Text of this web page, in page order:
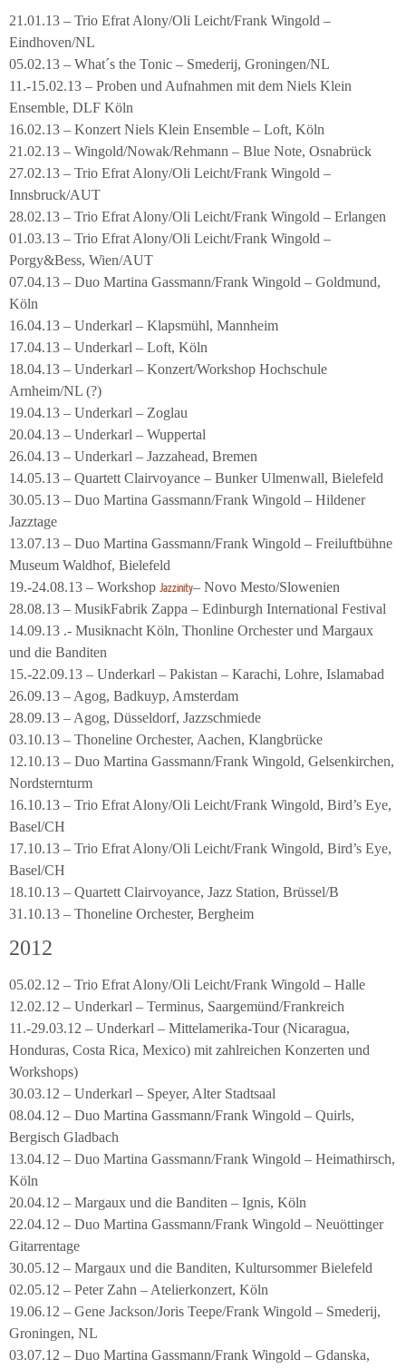
21.01.13 – Trio Efrat Alony/Oli Leicht/Frank Wingold –
Eindhoven/NL
05.02.13 – What´s the Tonic – Smederij, Groningen/NL
11.-15.02.13 – Proben und Aufnahmen mit dem Niels Klein
Ensemble, DLF Köln
16.02.13 – Konzert Niels Klein Ensemble – Loft, Köln
21.02.13 – Wingold/Nowak/Rehmann – Blue Note, Osnabrück
27.02.13 – Trio Efrat Alony/Oli Leicht/Frank Wingold –
Innsbruck/AUT
28.02.13 – Trio Efrat Alony/Oli Leicht/Frank Wingold – Erlangen
01.03.13 – Trio Efrat Alony/Oli Leicht/Frank Wingold –
Porgy&Bess, Wien/AUT
07.04.13 – Duo Martina Gassmann/Frank Wingold – Goldmund,
Köln
16.04.13 – Underkarl – Klapsmühl, Mannheim
17.04.13 – Underkarl – Loft, Köln
18.04.13 – Underkarl – Konzert/Workshop Hochschule
Arnheim/NL (?)
19.04.13 – Underkarl – Zoglau
20.04.13 – Underkarl – Wuppertal
26.04.13 – Underkarl – Jazzahead, Bremen
14.05.13 – Quartett Clairvoyance – Bunker Ulmenwall, Bielefeld
30.05.13 – Duo Martina Gassmann/Frank Wingold – Hildener
Jazztage
13.07.13 – Duo Martina Gassmann/Frank Wingold – Freiluftbühne
Museum Waldhof, Bielefeld
19.-24.08.13 – Workshop Jazzinity– Novo Mesto/Slowenien
28.08.13 – MusikFabrik Zappa – Edinburgh International Festival
14.09.13 .- Musiknacht Köln, Thonline Orchester und Margaux
und die Banditen
15.-22.09.13 – Underkarl – Pakistan – Karachi, Lohre, Islamabad
26.09.13 – Agog, Badkuyp, Amsterdam
28.09.13 – Agog, Düsseldorf, Jazzschmiede
03.10.13 – Thoneline Orchester, Aachen, Klangbrücke
12.10.13 – Duo Martina Gassmann/Frank Wingold, Gelsenkirchen,
Nordsternturm
16.10.13 – Trio Efrat Alony/Oli Leicht/Frank Wingold, Bird’s Eye,
Basel/CH
17.10.13 – Trio Efrat Alony/Oli Leicht/Frank Wingold, Bird’s Eye,
Basel/CH
18.10.13 – Quartett Clairvoyance, Jazz Station, Brüssel/B
31.10.13 – Thoneline Orchester, Bergheim
2012
05.02.12 – Trio Efrat Alony/Oli Leicht/Frank Wingold – Halle
12.02.12 – Underkarl – Terminus, Saargemünd/Frankreich
11.-29.03.12 – Underkarl – Mittelamerika-Tour (Nicaragua,
Honduras, Costa Rica, Mexico) mit zahlreichen Konzerten und
Workshops)
30.03.12 – Underkarl – Speyer, Alter Stadtsaal
08.04.12 – Duo Martina Gassmann/Frank Wingold – Quirls,
Bergisch Gladbach
13.04.12 – Duo Martina Gassmann/Frank Wingold – Heimathirsch,
Köln
20.04.12 – Margaux und die Banditen – Ignis, Köln
22.04.12 – Duo Martina Gassmann/Frank Wingold – Neuöttinger
Gitarrentage
30.05.12 – Margaux und die Banditen, Kultursommer Bielefeld
02.05.12 – Peter Zahn – Atelierkonzert, Köln
19.06.12 – Gene Jackson/Joris Teepe/Frank Wingold – Smederij,
Groningen, NL
03.07.12 – Duo Martina Gassmann/Frank Wingold – Gdanska,